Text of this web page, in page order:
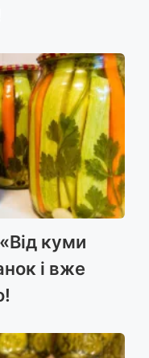
куми
і вже